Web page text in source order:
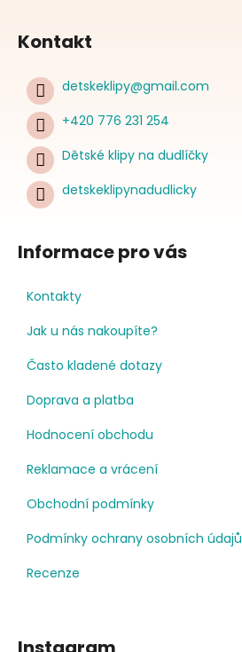
Kontakt
detskeklipy@gmail.com
+420 776 231 254
Dětské klipy na dudlíčky
detskeklipynadudlicky
Informace pro vás
Kontakty
Jak u nás nakoupíte?
Často kladené dotazy
Doprava a platba
Hodnocení obchodu
Reklamace a vrácení
Obchodní podmínky
Podmínky ochrany osobních údajů
Recenze